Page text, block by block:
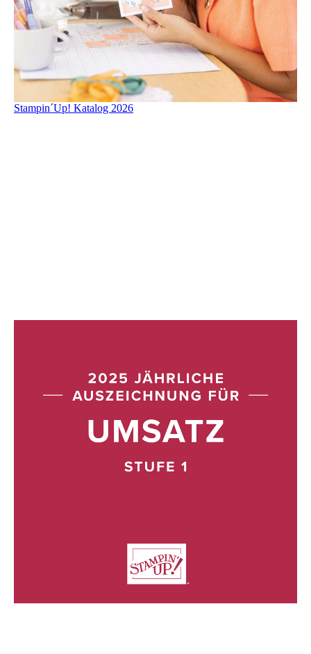
Stampin´Up! Katalog 2026